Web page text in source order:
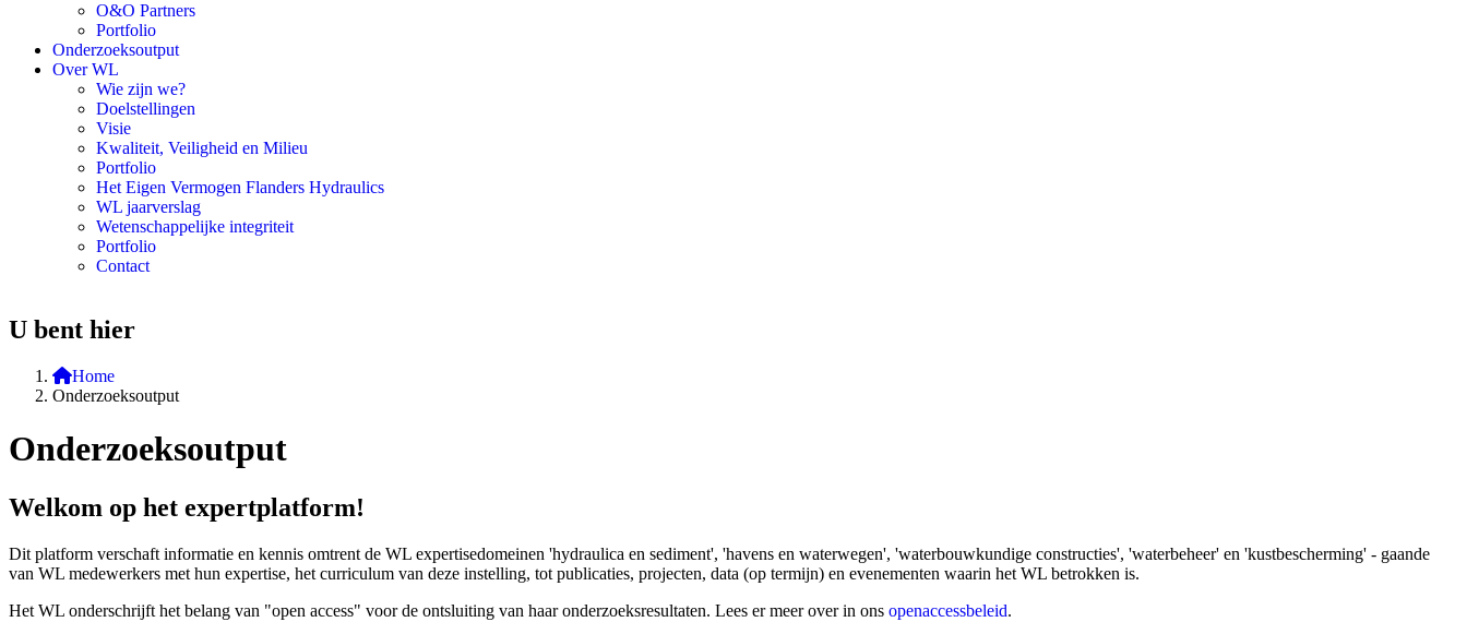
O&O Partners
Portfolio
Onderzoeksoutput
Over WL
Wie zijn we?
Doelstellingen
Visie
Kwaliteit, Veiligheid en Milieu
Portfolio
Het Eigen Vermogen Flanders Hydraulics
WL jaarverslag
Wetenschappelijke integriteit
Portfolio
Contact
U bent hier
Home
Onderzoeksoutput
Onderzoeksoutput
Welkom op het expertplatform!
Dit platform verschaft informatie en kennis omtrent de WL expertisedomeinen 'hydraulica en sediment', 'havens en waterwegen', 'waterbouwkundige constructies', 'waterbeheer' en 'kustbescherming' - gaande
van WL medewerkers met hun expertise, het curriculum van deze instelling, tot publicaties, projecten, data (op termijn) en evenementen waarin het WL betrokken is.
Het WL onderschrijft het belang van "open access" voor de ontsluiting van haar onderzoeksresultaten. Lees er meer over in ons openaccessbeleid.